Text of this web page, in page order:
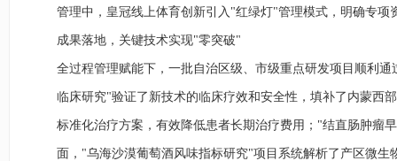
管理中，皇冠线上体育创新引入"红绿灯"管理模式，明确专
成果落地，关键技术实现"零突破"
全过程管理赋能下，一批自治区级、市级重点研发项目顺利
临床研究"验证了新技术的临床疗效和安全性，填补了内蒙西
标准化治疗方案，有效降低患者长期治疗费用；"结直肠肿瘤
面，"乌海沙漠葡萄酒风味指标研究"项目系统解析了产区微